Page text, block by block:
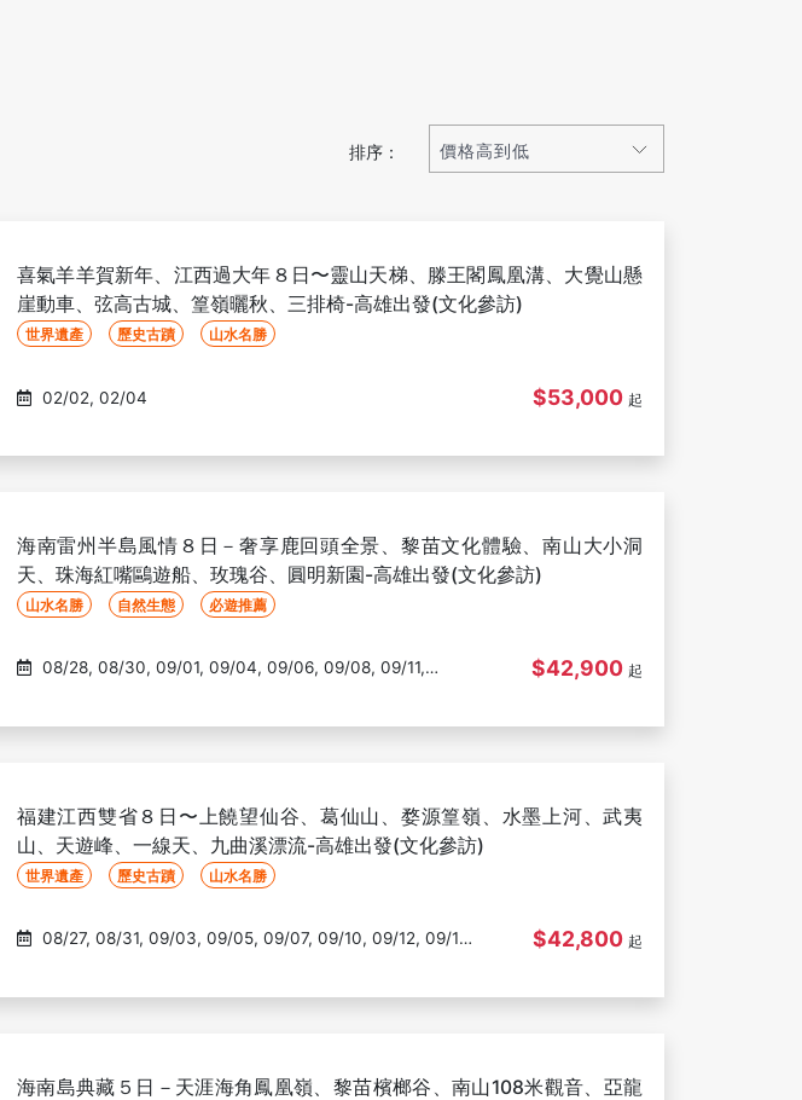
排序：
喜氣羊羊賀新年、江西過大年８日〜靈山天梯、滕王閣鳳凰溝、大覺山懸
崖動車、弦高古城、篁嶺曬秋、三排椅-高雄出發(文化參訪)
世界遺產 歷史古蹟 山水名勝
02/02, 02/04 $53,000 起
海南雷州半島風情８日－奢享鹿回頭全景、黎苗文化體驗、南山大小洞
天、珠海紅嘴鷗遊船、玫瑰谷、圓明新園-高雄出發(文化參訪)
山水名勝 自然生態 必遊推薦
11/06, 11/08, 11/10, 11/13, 11/15, 11/17, 11/20, 11/22, 11/24,
01/22, 01/24, 02/14, 02/16, 02/21, 03/02, 03/05, 03/07,
03/09, 03/12, 03/14, 03/16, 03/19, 03/21, 03/23
$42,900 起
福建江西雙省８日〜上饒望仙谷、葛仙山、婺源篁嶺、水墨上河、武夷
山、天遊峰、一線天、九曲溪漂流-高雄出發(文化參訪)
世界遺產 歷史古蹟 山水名勝
$42,800 起
海南島典藏５日－天涯海角鳳凰嶺、黎苗檳榔谷、南山108米觀音、亞龍